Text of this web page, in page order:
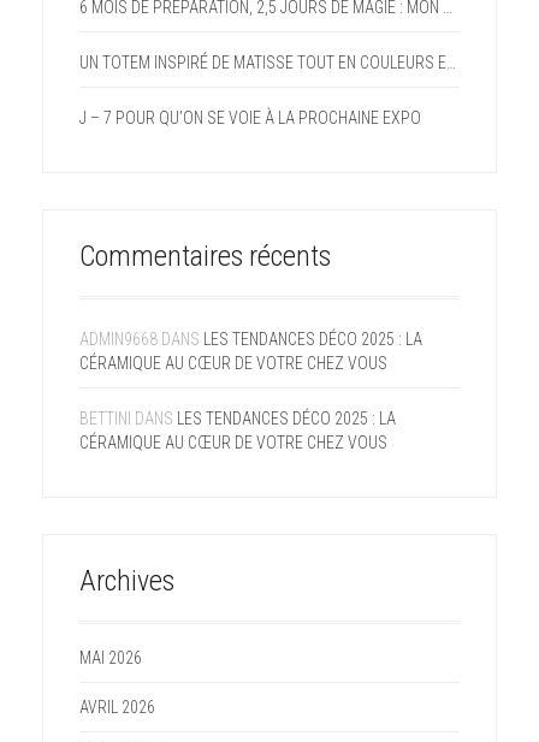
J – 7 POUR QU’ON SE VOIE À LA PROCHAINE EXPO
Commentaires récents
ADMIN9668 DANS
LES TENDANCES DÉCO 2025 : LA
CÉRAMIQUE AU CŒUR DE VOTRE CHEZ VOUS
BETTINI DANS
LES TENDANCES DÉCO 2025 : LA
CÉRAMIQUE AU CŒUR DE VOTRE CHEZ VOUS
Archives
MAI 2026
AVRIL 2026